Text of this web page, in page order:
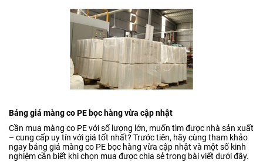
Bảng giá màng co PE bọc hàng vừa cập nhật
Cần mua màng co PE với số lượng lớn, muốn tìm được nhà sản xuất
– cung cấp uy tín với giá tốt nhất? Trước tiên, hãy cùng tham khảo
ngay bảng giá màng co PE bọc hàng vừa cập nhật và một số kinh
nghiệm cần biết khi chọn mua được chia sẻ trong bài viết dưới đây.